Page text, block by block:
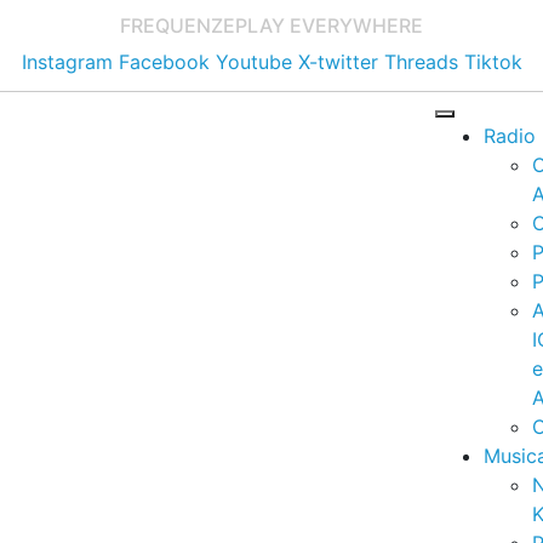
FREQUENZEPLAY EVERYWHERE
Instagram Facebook Youtube X-twitter Threads Tiktok
Radio
e